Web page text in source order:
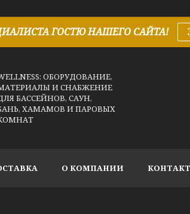
ГОСТЮ НАШЕГО САЙТА!
ОБОРУДОВАНИЕ,
И СНАБЖЕНИЕ
БАССЕЙНОВ, САУН,
ХАМАМОВ И ПАРОВЫХ
О КОМПАНИИ